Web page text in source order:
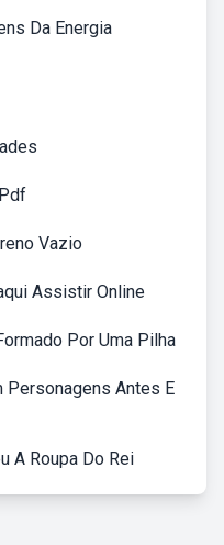
Da Energia
Vazio
Assistir Online
Por Uma Pilha
Personagens Antes E
A Roupa Do Rei